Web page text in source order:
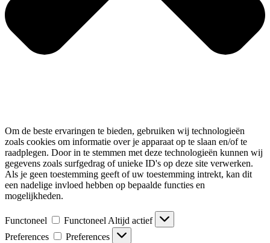
Om de beste ervaringen te bieden, gebruiken wij technologieën
zoals cookies om informatie over je apparaat op te slaan en/of te
raadplegen. Door in te stemmen met deze technologieën kunnen wij
gegevens zoals surfgedrag of unieke ID's op deze site verwerken.
Als je geen toestemming geeft of uw toestemming intrekt, kan dit
een nadelige invloed hebben op bepaalde functies en
mogelijkheden.
Functoneel Functoneel Altijd actief
Preferences
Preferences